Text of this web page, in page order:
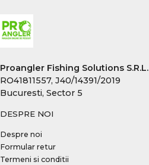
Proangler Fishing Solutions S.R.L.
RO41811557, J40/14391/2019
Bucuresti, Sector 5
DESPRE NOI
Despre noi
Formular retur
Termeni si conditii